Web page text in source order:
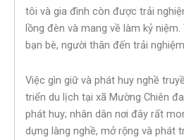
tôi và gia đình còn được trải
lồng đèn và mang về làm kỷ
bạn bè, người thân đến trải
Việc gìn giữ và phát huy nghề
triển du lịch tại xã Mường Chiên
phát huy; nhân dân nơi đây rất
dựng làng nghề, mở rộng và phát